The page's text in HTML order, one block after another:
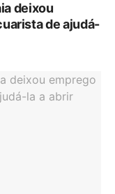
deixou
de ajudá-